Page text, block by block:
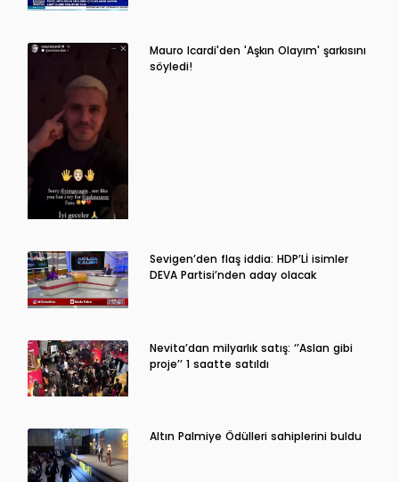
Mauro Icardi'den 'Aşkın Olayım' şarkısını
söyledi!
Sevigen’den flaş iddia: HDP’Lİ isimler
DEVA Partisi’nden aday olacak
Nevita’dan milyarlık satış: ‘’Aslan gibi
proje’’ 1 saatte satıldı
Altın Palmiye Ödülleri sahiplerini buldu